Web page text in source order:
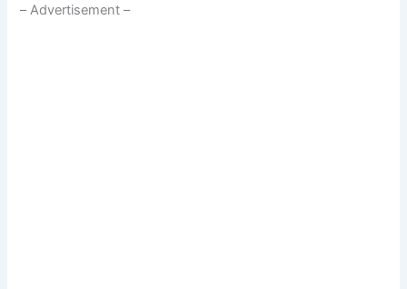
– Advertisement –